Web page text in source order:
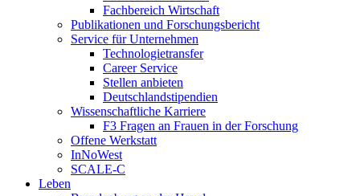
Fachbereich Wirtschaft
Publikationen und Forschungsbericht
Service für Unternehmen
Technologietransfer
Career Service
Stellen anbieten
Deutschlandstipendien
Wissenschaftliche Karriere
F3 Fragen an Frauen in der Forschung
Offene Werkstatt
InNoWest
SCALE-C
Leben